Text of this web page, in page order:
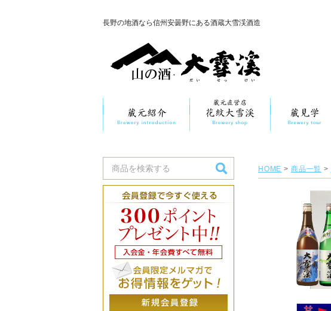
長野の地酒なら信州安曇野にある酒蔵大雪渓酒造
HOME > 商品一覧 >